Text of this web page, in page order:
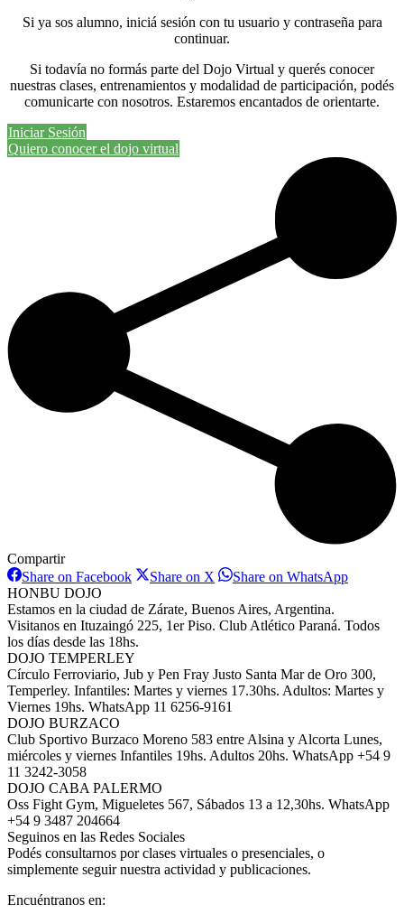
Si ya sos alumno, iniciá sesión con tu usuario y contraseña para
continuar.
Si todavía no formás parte del Dojo Virtual y querés conocer
nuestras clases, entrenamientos y modalidad de participación, podés
comunicarte con nosotros. Estaremos encantados de orientarte.
Iniciar Sesión
Quiero conocer el dojo virtual
Compartir
Share on FacebookShare
Facebook
Share on X Share
X
Share on WhatsAppShare
HONBU DOJO
Estamos en la ciudad de Zárate, Buenos Aires, Argentina.
Visitanos en Ituzaingó 225, 1er Piso. Club Atlético Paraná. Todos
los días desde las 18hs.
DOJO TEMPERLEY
Círculo Ferroviario, Jub y Pen Fray Justo Santa Mar de Oro 300,
Temperley. Infantiles: Martes y viernes 17.30hs. Adultos: Martes y
Viernes 19hs. WhatsApp 11 6256-9161
DOJO BURZACO
Club Sportivo Burzaco Moreno 583 entre Alsina y Alcorta Lunes,
miércoles y viernes Infantiles 19hs. Adultos 20hs. WhatsApp +54 9
11 3242-3058
DOJO CABA PALERMO
Oss Fight Gym, Migueletes 567, Sábados 13 a 12,30hs. WhatsApp
+54 9 3487 204664
Seguinos en las Redes Sociales
Podés consultarnos por clases virtuales o presenciales, o
simplemente seguir nuestra actividad y publicaciones.
Encuéntranos en: